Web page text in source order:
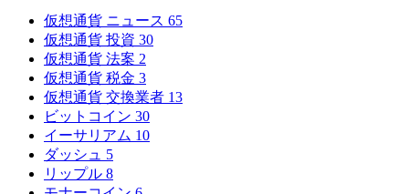
仮想通貨 ニュース 65
仮想通貨 投資 30
仮想通貨 法案 2
仮想通貨 税金 3
仮想通貨 交換業者 13
ビットコイン 30
イーサリアム 10
ダッシュ 5
リップル 8